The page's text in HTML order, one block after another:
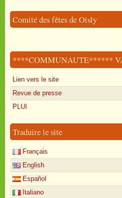
Comité des fêtes de Oisly
****COMMUNAUTE******
Lien vers le site
Revue de presse
PLUI
Traduire le site
Français
English
Español
Italiano